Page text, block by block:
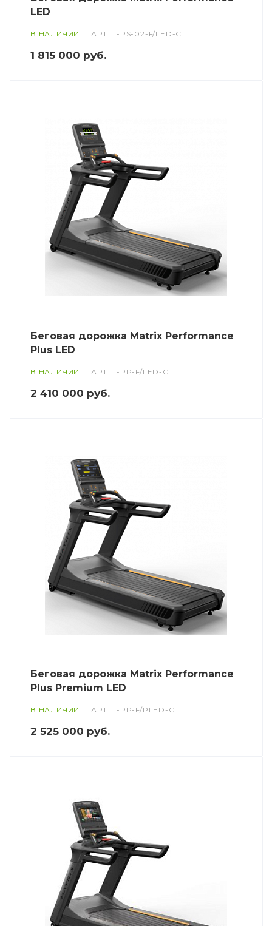
LED
В НАЛИЧИИ АРТ.T-PS-02-F/LED-C
1 815 000 руб.
Беговая дорожка Matrix Performance
Plus LED
В НАЛИЧИИ АРТ.T-PP-F/LED-C
2 410 000 руб.
Беговая дорожка Matrix Performance
Plus Premium LED
В НАЛИЧИИ АРТ.T-PP-F/PLED-C
2 525 000 руб.